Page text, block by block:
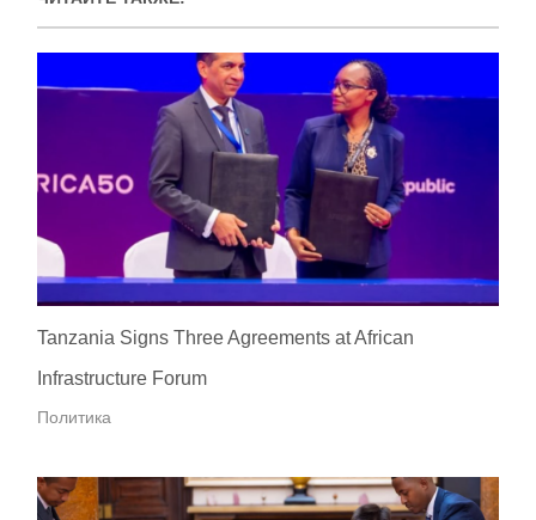
Tanzania Signs Three Agreements at African
Infrastructure Forum
Политика